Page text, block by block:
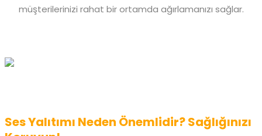
müşterilerinizi rahat bir ortamda ağırlamanızı sağlar.
Ses Yalıtımı Neden Önemlidir? Sağlığınızı